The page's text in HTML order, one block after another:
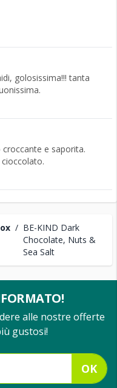
/ BE-KIND Dark
Chocolate, Nuts &
Sea Salt
golosissima!!! tanta
e saporita.
alle nostre offerte
gustosi!
OK